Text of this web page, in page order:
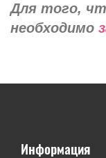
Для того,
необходимо
Информация